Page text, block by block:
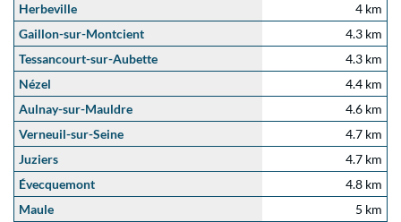
Herbeville
4 km
Gaillon-sur-Montcient
4.3 km
Tessancourt-sur-Aubette
4.3 km
Nézel
4.4 km
Aulnay-sur-Mauldre
4.6 km
Verneuil-sur-Seine
4.7 km
Juziers
4.7 km
Évecquemont
4.8 km
Maule
5 km